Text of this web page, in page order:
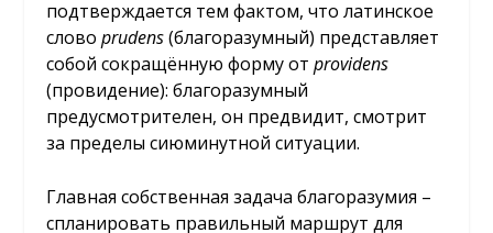
подтверждается тем фактом, что латинское
словоprudens(благоразумный) представляет
собой сокращённую форму отprovidens
(провидение): благоразумный
предусмотрителен, он предвидит, смотрит
за пределы сиюминутной ситуации.
Главная собственная задача благоразумия –
спланировать правильный маршрут для